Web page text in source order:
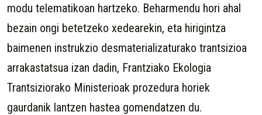
modu telematikoan hartzeko. Beharmendu hori ahal
bezain ongi betetzeko xedearekin, eta hirigintza
baimenen instrukzio desmaterializaturako trantsizioa
arrakastatsua izan dadin, Frantziako Ekologia
Trantsiziorako Ministerioak prozedura horiek
gaurdanik lantzen hastea gomendatzen du.